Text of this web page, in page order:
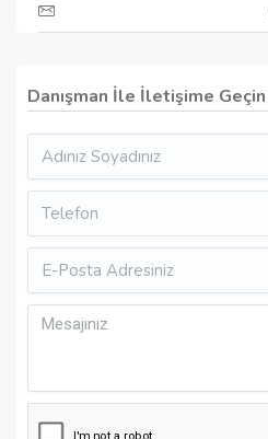
Danışman İle İletişime Geçin